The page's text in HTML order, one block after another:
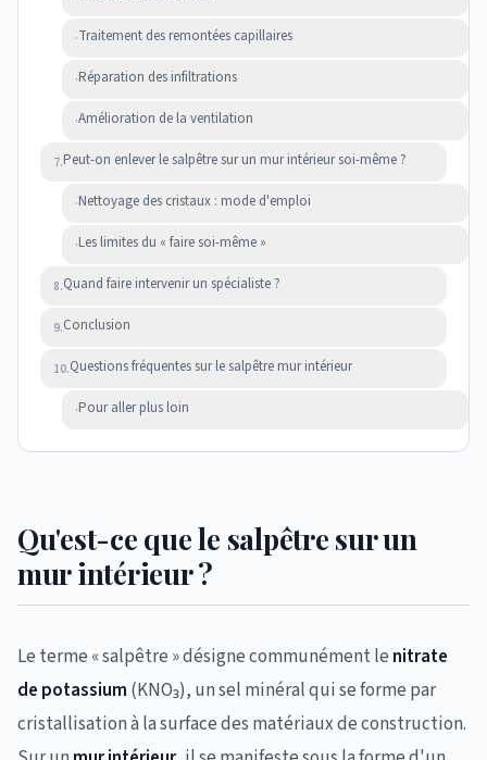
·Traitement des remontées capillaires
·Réparation des infiltrations
·Amélioration de la ventilation
7.Peut-on enlever le salpêtre sur un mur intérieur soi-même ?
·Nettoyage des cristaux : mode d'emploi
·Les limites du « faire soi-même »
8.Quand faire intervenir un spécialiste ?
9.Conclusion
10.Questions fréquentes sur le salpêtre mur intérieur
·Pour aller plus loin
Qu'est-ce que le salpêtre sur un
mur intérieur ?
Le terme « salpêtre » désigne communément le nitrate
de potassium (KNO₃), un sel minéral qui se forme par
cristallisation à la surface des matériaux de construction.